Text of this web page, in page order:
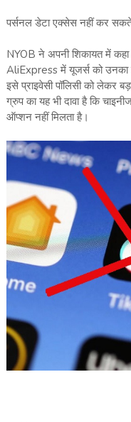
पर्सनल डेटा एक्सेस नहीं कर
NYOB ने अपनी शिकायत में
AliExpress में यूजर्स को उनका
इसे प्राइवेसी पॉलिसी को लेकर
ग्रुप का यह भी दावा है कि
ऑप्शन नहीं मिलता है।